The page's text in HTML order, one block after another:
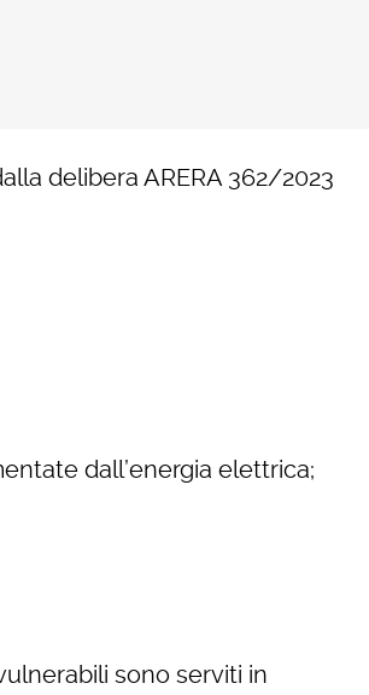
delibera ARERA 362/2023
dall’energia elettrica;
sono serviti in